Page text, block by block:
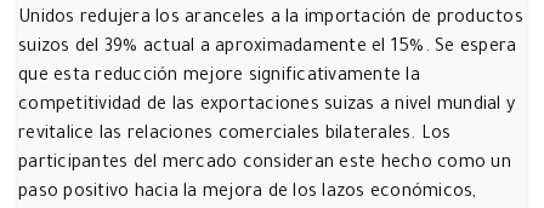
Unidos redujera los aranceles a la importación de productos
suizos del 39% actual a aproximadamente el 15%. Se espera
que esta reducción mejore significativamente la
competitividad de las exportaciones suizas a nivel mundial y
revitalice las relaciones comerciales bilaterales. Los
participantes del mercado consideran este hecho como un
paso positivo hacia la mejora de los lazos económicos,